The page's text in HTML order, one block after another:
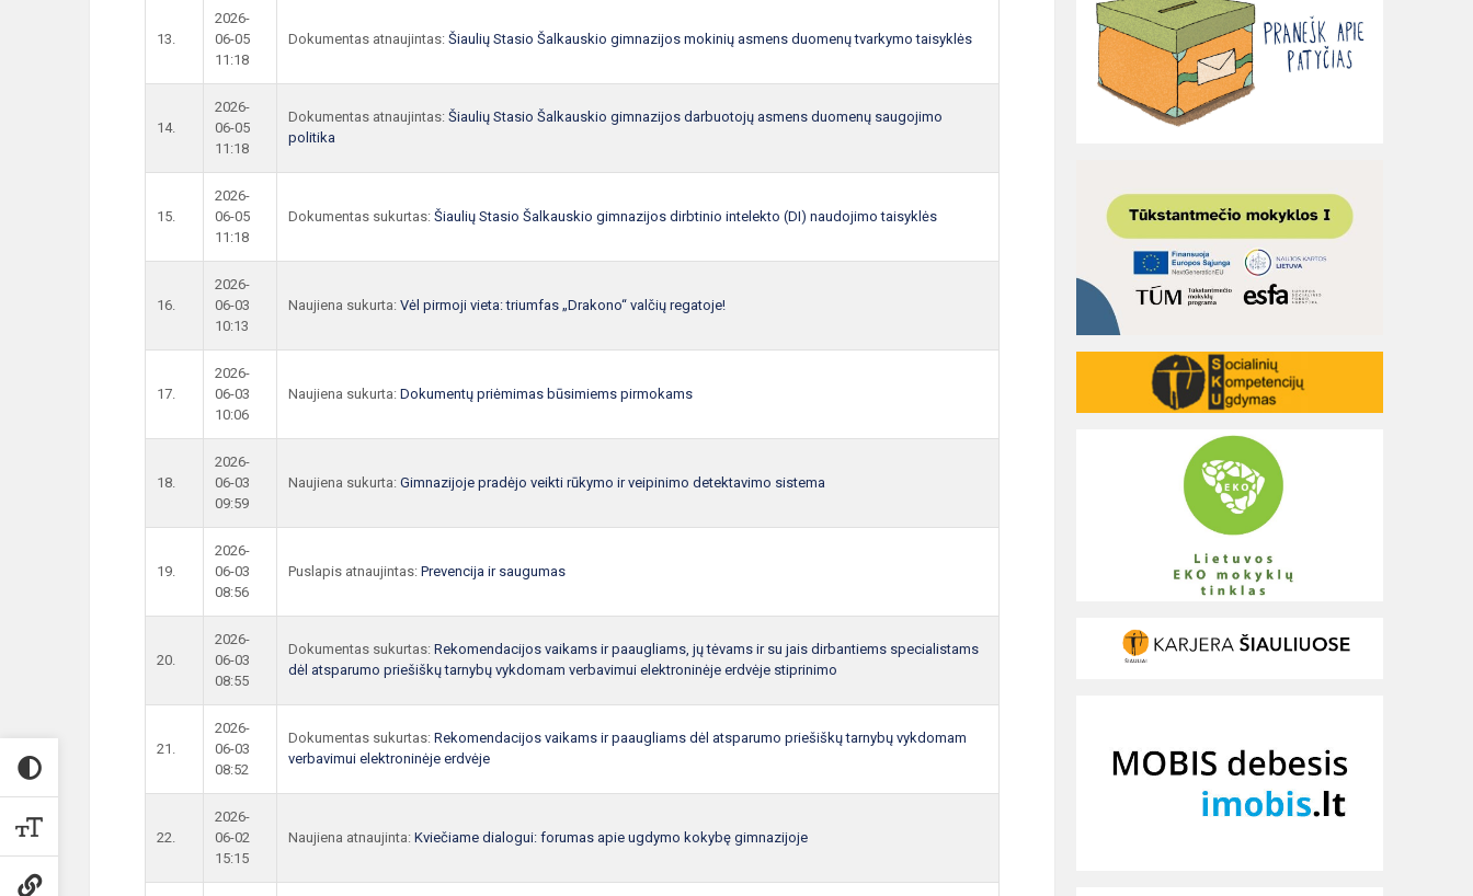
13.
2026-
06-05
11:18
Dokumentas atnaujintas: Šiaulių Stasio Šalkauskio gimnazijos mokinių asmens duomenų tvarkymo taisyklės
14.
2026-
06-05
11:18
Dokumentas atnaujintas: Šiaulių Stasio Šalkauskio gimnazijos darbuotojų asmens duomenų saugojimo
politika
15.
2026-
06-05
11:18
Dokumentas sukurtas: Šiaulių Stasio Šalkauskio gimnazijos dirbtinio intelekto (DI) naudojimo taisyklės
16.
2026-
06-03
10:13
Naujiena sukurta: Vėl pirmoji vieta: triumfas „Drakono“ valčių regatoje!
17.
2026-
06-03
10:06
Naujiena sukurta: Dokumentų priėmimas būsimiems pirmokams
18.
2026-
06-03
09:59
Naujiena sukurta: Gimnazijoje pradėjo veikti rūkymo ir veipinimo detektavimo sistema
19.
2026-
06-03
08:56
Puslapis atnaujintas: Prevencija ir saugumas
20.
2026-
06-03
08:55
Dokumentas sukurtas: Rekomendacijos vaikams ir paaugliams, jų tėvams ir su jais dirbantiems specialistams
dėl atsparumo priešiškų tarnybų vykdomam verbavimui elektroninėje erdvėje stiprinimo
21.
2026-
06-03
08:52
Dokumentas sukurtas: Rekomendacijos vaikams ir paaugliams dėl atsparumo priešiškų tarnybų vykdomam
verbavimui elektroninėje erdvėje
22.
2026-
06-02
15:15
Naujiena atnaujinta: Kviečiame dialogui: forumas apie ugdymo kokybę gimnazijoje